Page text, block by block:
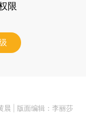
限
晨 | 版面编辑：李丽莎